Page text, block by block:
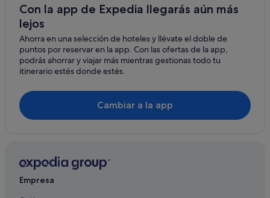
Con la app de Expedia llegarás aún más
lejos
Ahorra en una selección de hoteles y llévate el doble de
puntos por reservar en la app. Con las ofertas de la app,
podrás ahorrar y viajar más mientras gestionas todo tu
itinerario estés donde estés.
Cambiar a la app
Empresa